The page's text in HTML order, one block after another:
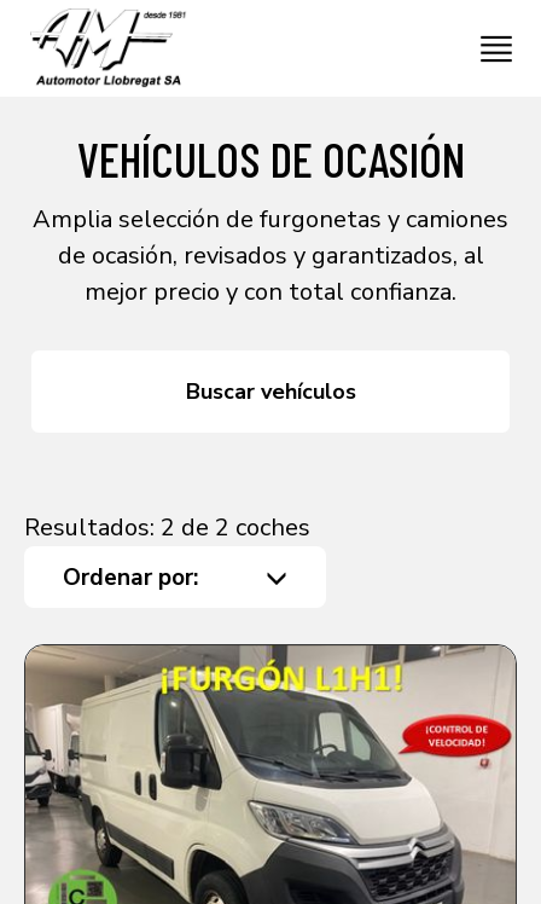
VEHÍCULOS DE OCASIÓN
Amplia selección de furgonetas y camiones
de ocasión, revisados y garantizados, al
mejor precio y con total confianza.
Buscar vehículos
Resultados: 2 de 2 coches
Ordenar por: